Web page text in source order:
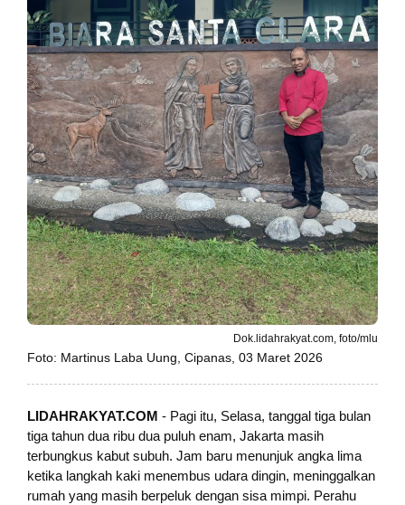
Dok.lidahrakyat.com, foto/mlu
Foto: Martinus Laba Uung, Cipanas, 03 Maret 2026
LIDAHRAKYAT.COM - Pagi itu, Selasa, tanggal tiga bulan
tiga tahun dua ribu dua puluh enam, Jakarta masih
terbungkus kabut subuh. Jam baru menunjuk angka lima
ketika langkah kaki menembus udara dingin, meninggalkan
rumah yang masih berpeluk dengan sisa mimpi. Perahu